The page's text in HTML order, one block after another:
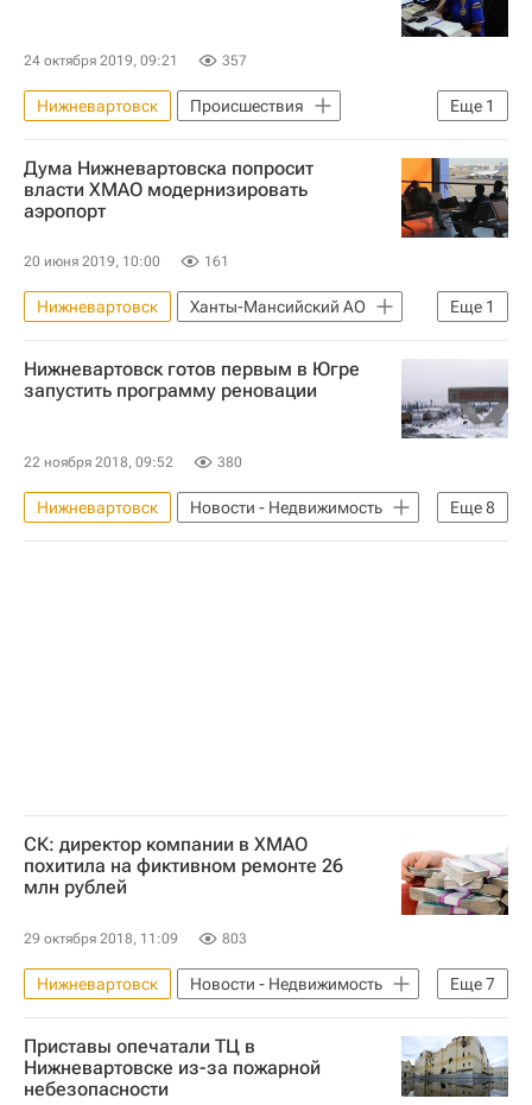
24 октября 2019, 09:21 357
Еще 1
Нижневартовск
Происшествия
Ханты-Мансийский автономный округ
Дума Нижневартовска попросит
власти ХМАО модернизировать
аэропорт
20 июня 2019, 10:00 161
Еще 1
Нижневартовск
Ханты-Мансийский АО
Аэропорты
Нижневартовск готов первым в Югре
запустить программу реновации
22 ноября 2018, 09:52 380
Еще8
Нижневартовск
Новости - Недвижимость
Ханты-Мансийский автономный округ
СК: директор компании в ХМАО
похитила на фиктивном ремонте 26
млн рублей
29 октября 2018, 11:09 803
Еще7
Нижневартовск
Новости - Недвижимость
Ханты-Мансийский автономный округ
Строители
Приставы опечатали ТЦ в
Нижневартовске из-за пожарной
небезопасности